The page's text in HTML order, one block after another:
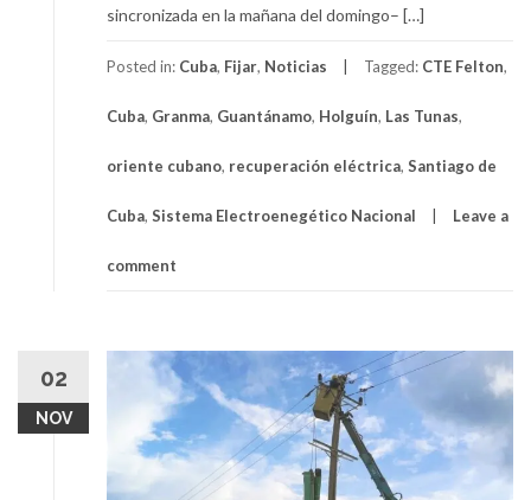
sincronizada en la mañana del domingo– […]
Posted in: Cuba, Fijar, Noticias Tagged: CTE Felton,
Cuba, Granma, Guantánamo, Holguín, Las Tunas,
oriente cubano, recuperación eléctrica, Santiago de
Cuba, Sistema Electroenegético Nacional Leave a
comment
02
NOV